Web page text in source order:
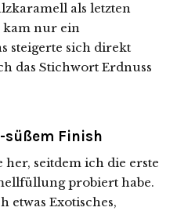
als letzten
kam nur ein
steigerte sich direkt
das Stichwort Erdnuss
süßem Finish
her, seitdem ich die erste
probiert habe.
etwas Exotisches,